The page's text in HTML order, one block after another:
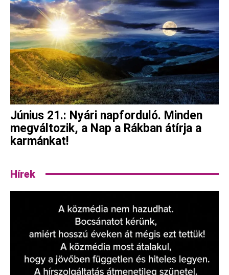
Június 21.: Nyári napforduló. Minden
megváltozik, a Nap a Rákban átírja a
karmánkat!
Hírek